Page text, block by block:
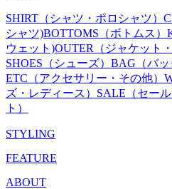
SHIRT（シャツ・ポロシャツ）
シャツ)BOTTOMS（ボトムス）
ウェット)OUTER（ジャケット
SHOES（シューズ） BAG（バッ
ETC（アクセサリー・その他）
ズ・レディース） SALE（セー
ト）
STYLING
FEATURE
ABOUT